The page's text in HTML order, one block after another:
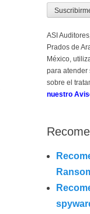
ASI
Prados de
México,
para atender
sobre el
nuestro